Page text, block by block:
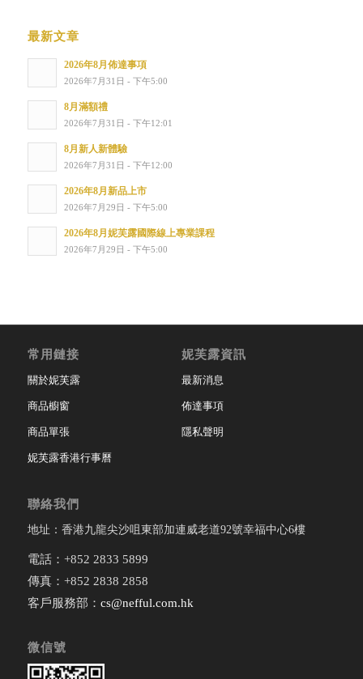
最新文章
2026年8月佈達事項
2026年7月31日 - 下午5:00
8月滿額禮
2026年7月31日 - 下午12:01
8月新人新體驗
2026年7月31日 - 下午12:00
2026年8月新品上市
2026年7月29日 - 下午5:00
2026年8月妮芙露國際線上專業課程
2026年7月29日 - 下午5:00
常用鏈接
關於妮芙露
商品櫥窗
商品單張
妮芙露香港行事曆
妮芙露資訊
最新消息
佈達事項
隱私聲明
聯絡我們
地址：香港九龍尖沙咀東部加連威老道92號幸福中心6樓
電話：+852 2833 5899
傳真：+852 2838 2858
客戶服務部： cs@nefful.com.hk
微信號